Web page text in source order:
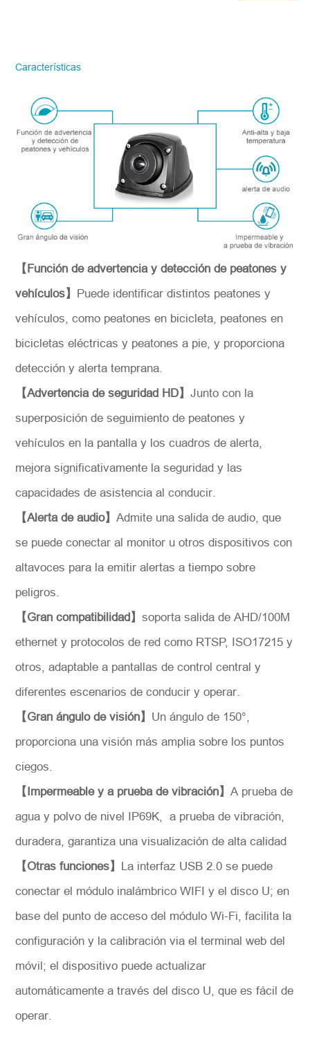
región/país. ¡Te responderemos lo antes
Número del modelo
Descripción*
Solicitar
Características
【Función de advertencia y detección de peatones y
vehículos】 Puede identificar distintos peatones y
vehículos, como peatones en bicicleta, peatones en
bicicletas eléctricas y peatones a pie, y proporciona
detección y alerta temprana.
【Advertencia de seguridad HD】Junto con la
superposición de seguimiento de peatones y
vehículos en la pantalla y los cuadros de alerta,
mejora significativamente la seguridad y las
capacidades de asistencia al conducir.
【Alerta de audio】Admite una salida de audio, que
se puede conectar al monitor u otros dispositivos con
altavoces para la emitir alertas a tiempo sobre
peligros.
【Gran compatibilidad】soporta salida de AHD/100M
ethernet y protocolos de red como RTSP, ISO17215 y
otros, adaptable a pantallas de control central y
diferentes escenarios de conducir y operar.
【Gran ángulo de visión】 Un ángulo de 150°,
proporciona una visión más amplia sobre los puntos
ciegos.
【Impermeable y a prueba de vibración】A prueba de
agua y polvo de nivel IP69K, a prueba de vibración,
duradera, garantiza una visualización de alta calidad
【Otras funciones】 La interfaz USB 2.0 se puede
conectar el módulo inalámbrico WIFI y el disco U; en
base del punto de acceso del módulo Wi-Fi, facilita la
configuración y la calibración via el terminal web del
móvil; el dispositivo puede actualizar
automáticamente a través del disco U, que es fácil de
operar.